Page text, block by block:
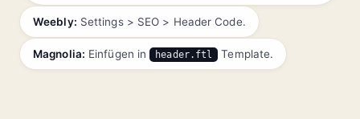
Weebly: Settings > SEO > Header Code.
Magnolia: Einfügen in header.ftl Template.